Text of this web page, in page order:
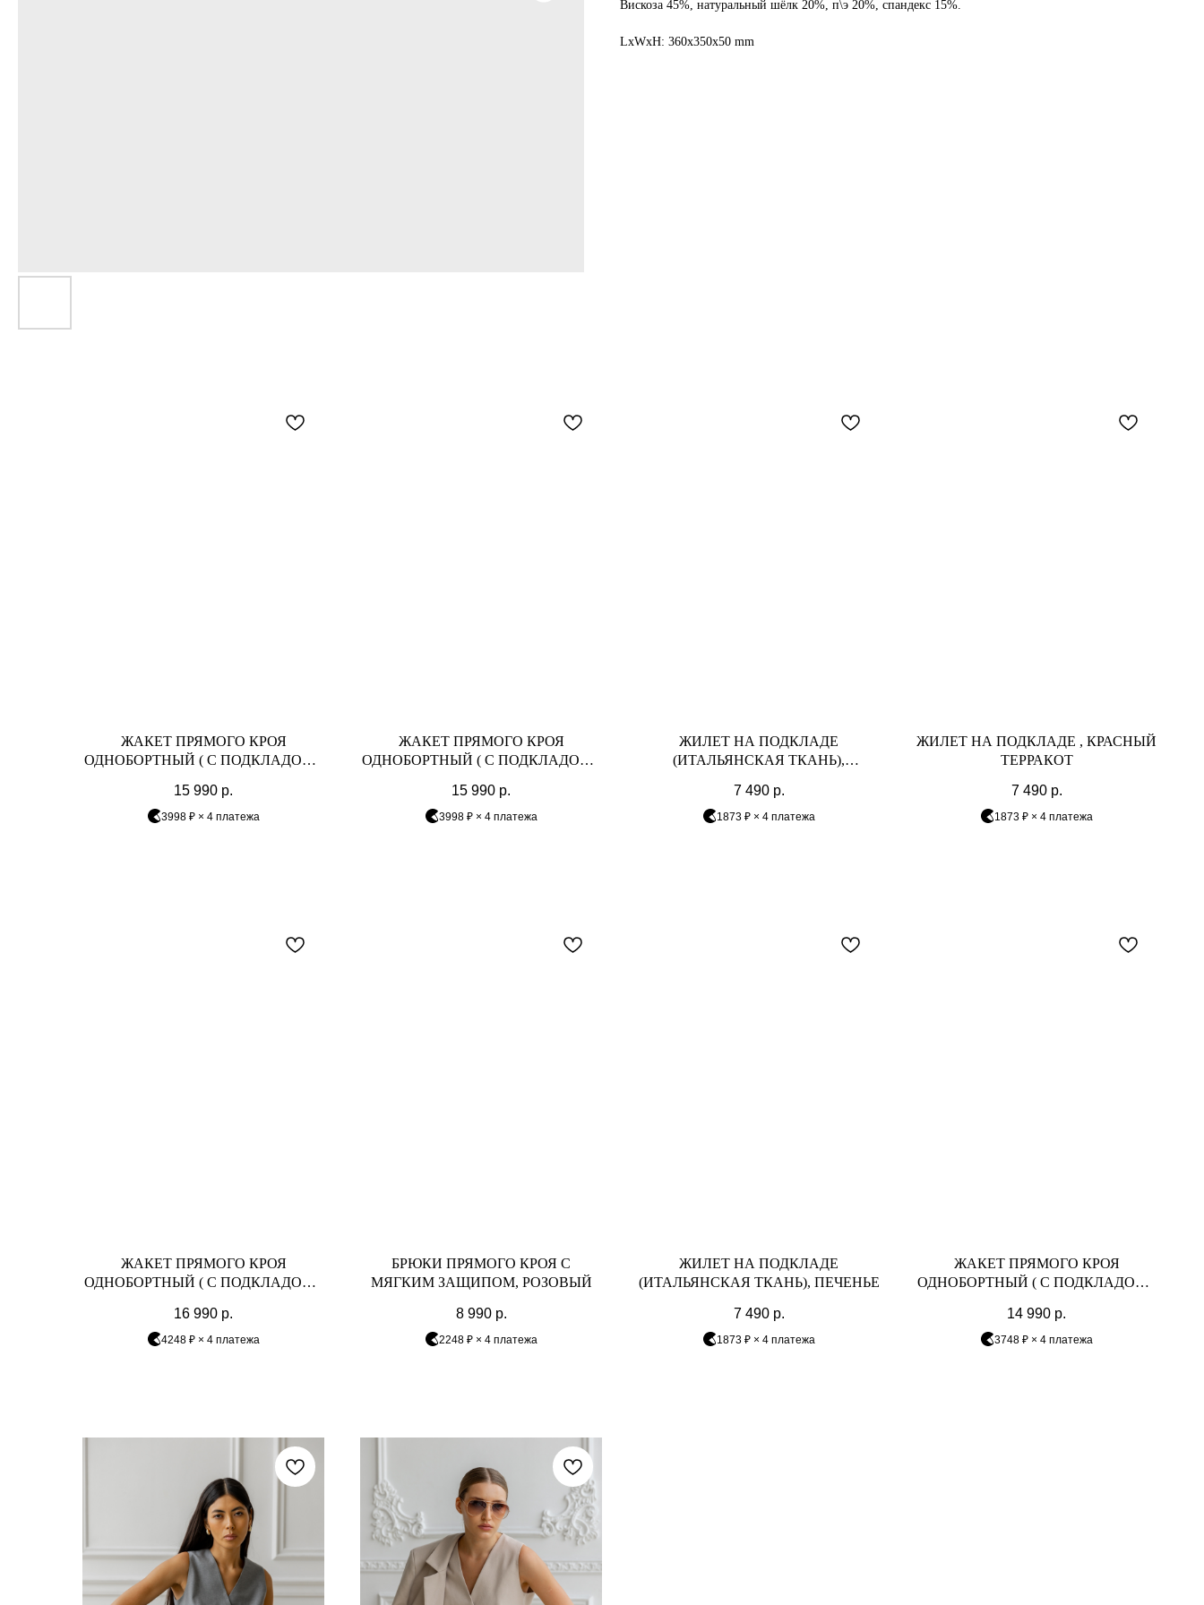
Вискоза 45%, натуральный шёлк 20%, п\э 20%, спандекс 15%.
LxWxH: 360x350x50 mm
ЖАКЕТ ПРЯМОГО КРОЯ
ОДНОБОРТНЫЙ ( С ПОДКЛАДОМ),
15 990 р.
3998 ₽ × 4 платежа
ЖАКЕТ ПРЯМОГО КРОЯ
ОДНОБОРТНЫЙ ( С ПОДКЛАДОМ),
15 990 р.
3998 ₽ × 4 платежа
ЖИЛЕТ НА ПОДКЛАДЕ
(ИТАЛЬЯНСКАЯ ТКАНЬ),
7 490 р.
1873 ₽ × 4 платежа
ЖИЛЕТ НА ПОДКЛАДЕ , КРАСНЫЙ
ТЕРРАКОТ
7 490 р.
1873 ₽ × 4 платежа
ЖАКЕТ ПРЯМОГО КРОЯ
ОДНОБОРТНЫЙ ( С ПОДКЛАДОМ),
16 990 р.
4248 ₽ × 4 платежа
БРЮКИ ПРЯМОГО КРОЯ С
МЯГКИМ ЗАЩИПОМ, РОЗОВЫЙ
8 990 р.
2248 ₽ × 4 платежа
ЖИЛЕТ НА ПОДКЛАДЕ
(ИТАЛЬЯНСКАЯ ТКАНЬ), ПЕЧЕНЬЕ
7 490 р.
1873 ₽ × 4 платежа
ЖАКЕТ ПРЯМОГО КРОЯ
ОДНОБОРТНЫЙ ( С ПОДКЛАДОМ),
14 990 р.
3748 ₽ × 4 платежа
остальное — тремя платежами раз в две недели.
Оплата
сегодня
2 недели
Через
6 недель
Понятно